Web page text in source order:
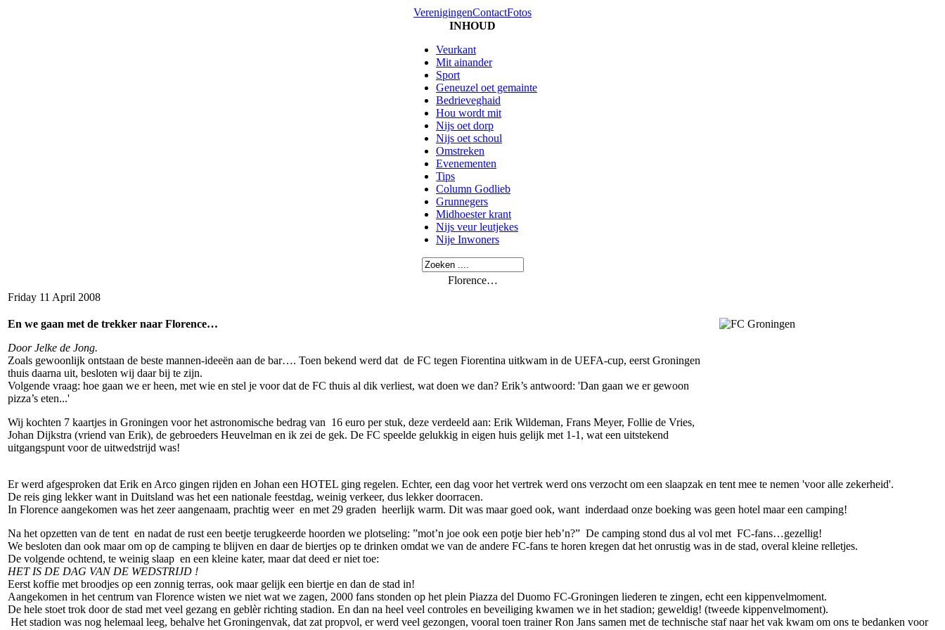
VerenigingenContactFotos
INHOUD
Veurkant
Mit ainander
Sport
Geneuzel oet gemainte
Bedrieveghaid
Hou wordt mit
Nijs oet dorp
Nijs oet schoul
Omstreken
Evenementen
Tips
Column Godlieb
Grunnegers
Midhoester krant
Nijs veur leutjekes
Nije Inwoners
Florence…
Friday 11 April 2008
En we gaan met de trekker naar Florence…
Door Jelke de Jong.
Zoals gewoonlijk ontstaan de beste mannen-ideeën aan de bar…. Toen bekend werd dat de FC tegen Fiorentina uitkwam in de UEFA-cup, eerst Groningen
thuis daarna uit, besloten wij daar bij te zijn.
Volgende vraag: hoe gaan we er heen, met wie en stel je voor dat de FC thuis al dik verliest, wat doen we dan? Erik’s antwoord: 'Dan gaan we er gewoon
pizza’s eten...'
Wij kochten 7 kaartjes in Groningen voor het astronomische bedrag van 16 euro per stuk, deze verdeeld aan: Erik Wildeman, Frans Meyer, Follie de Vries,
Johan Dijkstra (vriend van Erik), de gebroeders Heuvelman en ik zei de gek. De FC speelde gelukkig in eigen huis gelijk met 1-1, wat een uitstekend
uitgangspunt voor de uitwedstrijd was!
Er werd afgesproken dat Erik en Arco gingen rijden en Johan een HOTEL ging regelen. Echter, een dag voor het vertrek werd ons verzocht om een slaapzak en tent mee te nemen 'voor alle zekerheid'.
De reis ging lekker want in Duitsland was het een nationale feestdag, weinig verkeer, dus lekker doorracen.
In Florence aangekomen was het zeer aangenaam, prachtig weer en met 29 graden heerlijk warm. Dit was maar goed ook, want inderdaad onze boeking was geen hotel maar een camping!
Na het opzetten van de tent en nadat de rust een beetje terugkeerde hoorden we plotseling: ”mot’n joe ook een potje bier heb’n?” De camping stond dus al vol met FC-fans…gezellig!
We besloten dan ook maar om op de camping te blijven en daar de biertjes op te drinken omdat we van de andere FC-fans te horen kregen dat het onrustig was in de stad, overal kleine relletjes.
De volgende ochtend, te weinig slaap en een kleine kater, maar dat deed er niet toe:
HET IS DE DAG VAN DE WEDSTRIJD !
Eerst koffie met broodjes op een zonnig terras, ook maar gelijk een biertje en dan de stad in!
Aangekomen in het centrum van Florence wisten we niet wat we zagen, 2000 fans stonden op het plein Piazza del Duomo FC-Groningen liederen te zingen, echt een kippenvelmoment.
De hele stoet trok door de stad met veel gezang en geblèr richting stadion. En dan na heel veel controles en beveiliging kwamen we in het stadion; geweldig! (tweede kippenvelmoment).
Het stadion was nog helemaal leeg, behalve het Groningenvak, dat zat propvol, er werd veel gezongen, vooral toen trainer Ron Jans samen met de technische staf naar het vak kwam om ons te bedanken voor